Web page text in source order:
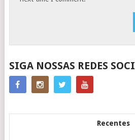
SIGA NOSSAS REDES
Recentes